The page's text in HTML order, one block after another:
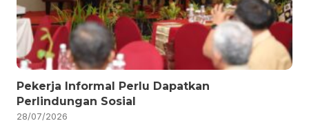
Pekerja Informal Perlu Dapatkan
Perlindungan Sosial
28/07/2026